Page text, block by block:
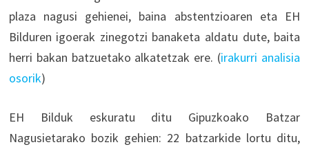
plaza nagusi gehienei, baina abstentzioaren eta EH
Bilduren igoerak zinegotzi banaketa aldatu dute, baita
herri bakan batzuetako alkatetzak ere. (irakurri analisia
osorik)
EH Bilduk eskuratu ditu Gipuzkoako Batzar
Nagusietarako bozik gehien: 22 batzarkide lortu ditu,